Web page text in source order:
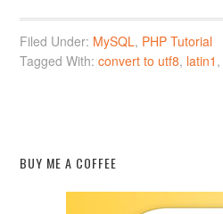
Filed Under: MySQL, PHP Tutorial
Tagged With:convert to utf8, latin1 ,
BUY ME A COFFEE